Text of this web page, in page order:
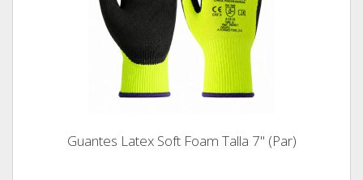
Guantes Latex Soft Foam Talla 7" (Par)